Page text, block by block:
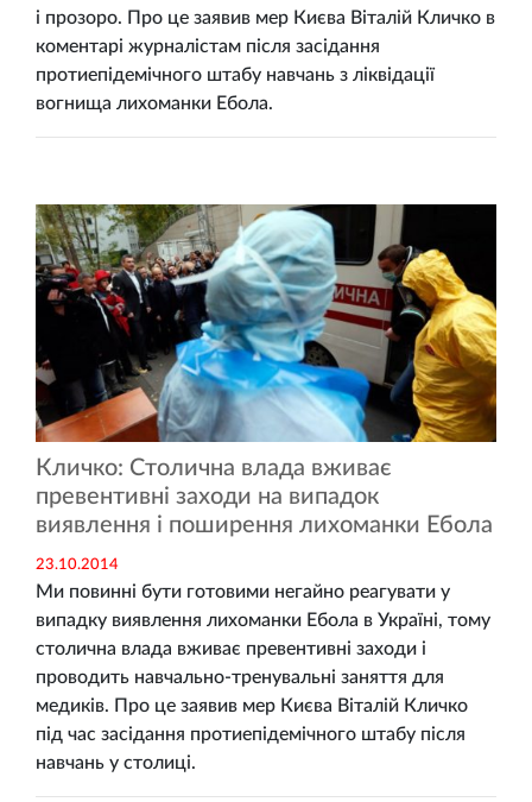
і прозоро. Про це заявив мер Києва Віталій Кличко в
коментарі журналістам після засідання
протиепідемічного штабу навчань з ліквідації
вогнища лихоманки Ебола.
Кличко: Столична влада вживає
превентивні заходи на випадок
виявлення і поширення лихоманки Ебола
23.10.2014
Ми повинні бути готовими негайно реагувати у
випадку виявлення лихоманки Ебола в Україні, тому
столична влада вживає превентивні заходи і
проводить навчально-тренувальні заняття для
медиків. Про це заявив мер Києва Віталій Кличко
під час засідання протиепідемічного штабу після
навчань у столиці.